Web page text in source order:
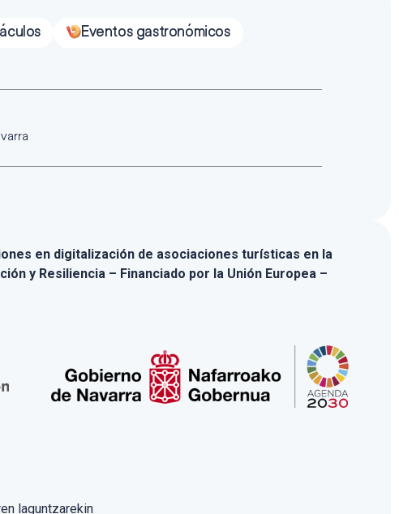
Eventos gastronómicos
en digitalización de asociaciones turísticas en la
y Resiliencia – Financiado por la Unión Europea –
laguntzarekin